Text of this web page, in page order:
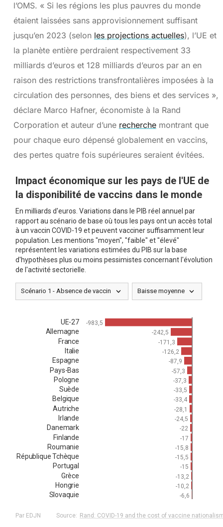
l’OMS. « Si les régions les plus pauvres du monde
étaient laissées sans approvisionnement suffisant
jusqu’en 2023 (selon les projections actuelles), l’UE et
la planète entière perdraient respectivement 33
milliards d’euros et 128 milliards d’euros par an en
raison des restrictions transfrontalières imposées à la
circulation des personnes, des biens et des services »,
déclare Marco Hafner, économiste à la Rand
Corporation et auteur d’une recherchemontrant que
pour chaque euro dépensé globalement en vaccins,
des pertes quatre fois supérieures seraient évitées.